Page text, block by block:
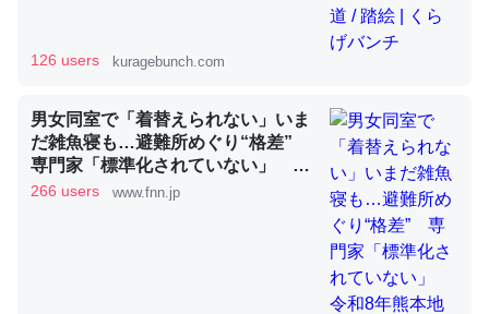
コオロギのカルシウム分はエビの600分の1程度。
─ニュース :: 【研究発表】昆虫学の大問題＝「昆虫はなぜ海にいな
いのか」に関する新仮説
論文では「淡水はカルシウムも酸素も不足してて両方に不
126 users kuragebunch.com
男女同室で「着替えられない」いま
だ雑魚寝も…避難所めぐり“格差”
専門家「標準化されていない」 令
和8年熊本地震｜FNNプライムオン
266 users www.fnn.jp